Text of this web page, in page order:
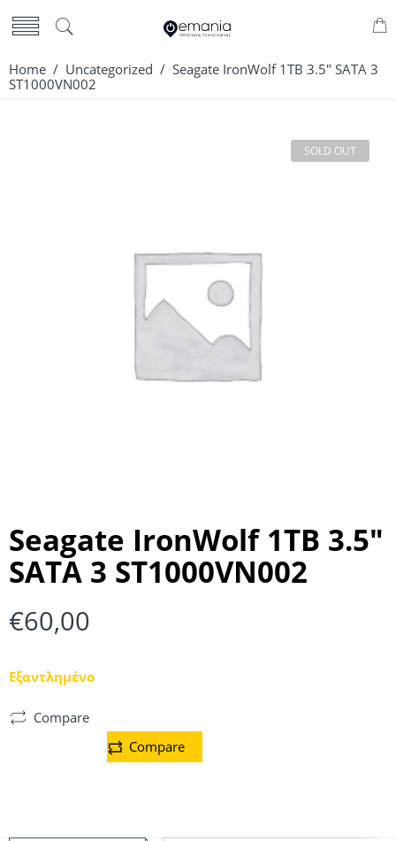
Home / Uncategorized / Seagate IronWolf 1TB 3.5″ SATA 3
ST1000VN002
SOLD OUT
Seagate IronWolf 1TB 3.5″
SATA 3 ST1000VN002
€60,00
Εξαντλημένο
Compare
Compare